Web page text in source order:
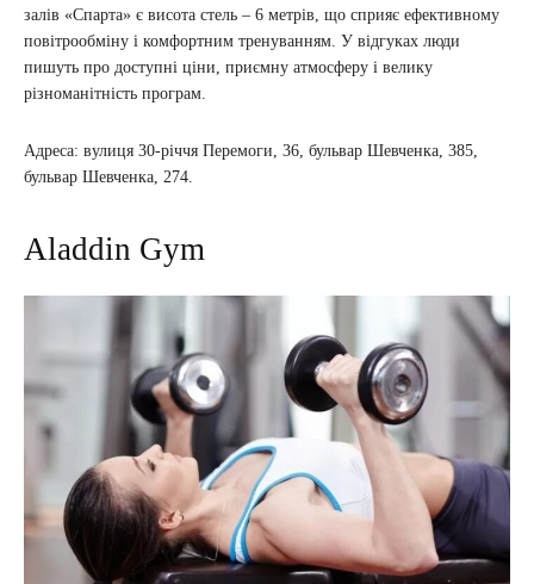
залів «Спарта» є висота стель – 6 метрів, що сприяє ефективному
повітрообміну і комфортним тренуванням. У відгуках люди
пишуть про доступні ціни, приємну атмосферу і велику
різноманітність програм.
Адреса: вулиця 30-річчя Перемоги, 36, бульвар Шевченка, 385,
бульвар Шевченка, 274.
Aladdin Gym